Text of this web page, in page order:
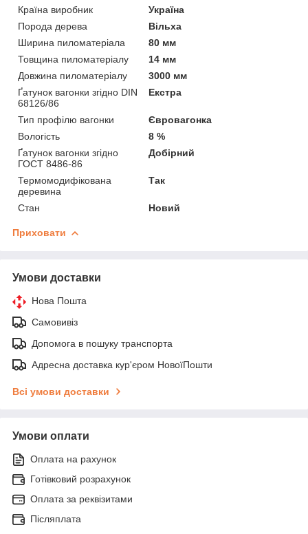
Країна виробник
Україна
Порода дерева
Вільха
Ширина пиломатеріала
80 мм
Товщина пиломатеріалу
14 мм
Довжина пиломатеріалу
3000 мм
Ґатунок вагонки згідно DIN
68126/86
Екстра
Тип профілю вагонки
Євровагонка
Вологість
8 %
Ґатунок вагонки згідно
ГОСТ 8486-86
Добірний
Термомодифікована
деревина
Так
Стан Новий
Приховати
Умови доставки
Нова Пошта
Самовивіз
Допомога в пошуку транспорта
Адресна доставка кур'єром НовоїПошти
Всі умови доставки
Умови оплати
Оплата на рахунок
Готівковий розрахунок
Оплата за реквізитами
Післяплата